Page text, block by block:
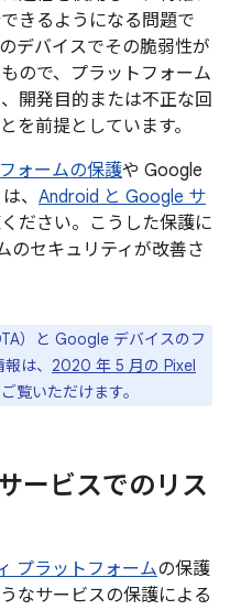
きるようになる問題で
デバイスでその脆弱性が
ので、プラットフォーム
開発目的または不正な回
を前提としています。
ォームの保護や Google
、 Android と Google サ
ださい。こうした保護に
のセキュリティが改善さ
）と Google デバイスのフ
は、 2020 年 5 月の Pixel
覧いただけます。
ービスでのリス
プラットフォームの保護
なサービスの保護による